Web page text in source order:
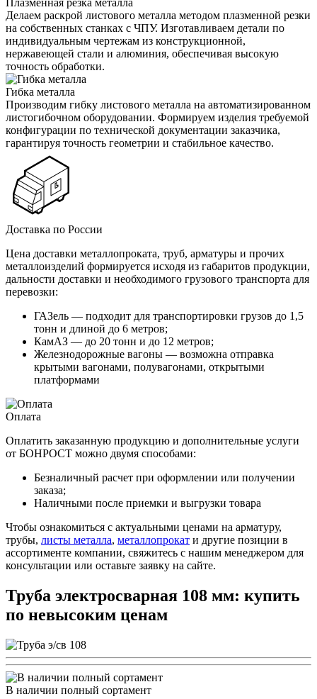
Плазменная резка металла
Делаем раскрой листового металла методом плазменной резки
на собственных станках с ЧПУ. Изготавливаем детали по
индивидуальным чертежам из конструкционной,
нержавеющей стали и алюминия, обеспечивая высокую
точность обработки.
Гибка металла
Производим гибку листового металла на автоматизированном
листогибочном оборудовании. Формируем изделия требуемой
конфигурации по технической документации заказчика,
гарантируя точность геометрии и стабильное качество.
Доставка по России
Цена доставки металлопроката, труб, арматуры и прочих
металлоизделий формируется исходя из габаритов продукции,
дальности доставки и необходимого грузового транспорта для
перевозки:
ГАЗель — подходит для транспортировки грузов до 1,5
тонн и длиной до 6 метров;
КамАЗ — до 20 тонн и до 12 метров;
Железнодорожные вагоны — возможна отправка
крытыми вагонами, полувагонами, открытыми
платформами
Оплата
Оплатить заказанную продукцию и дополнительные услуги
от БОНРОСТ можно двумя способами:
Безналичный расчет при оформлении или получении
заказа;
Наличными после приемки и выгрузки товара
Чтобы ознакомиться с актуальными ценами на арматуру,
трубы, листы металла, металлопрокат и другие позиции в
ассортименте компании, свяжитесь с нашим менеджером для
консультации или оставьте заявку на сайте.
Труба электросварная 108 мм: купить
по невысоким ценам
В наличии полный сортамент